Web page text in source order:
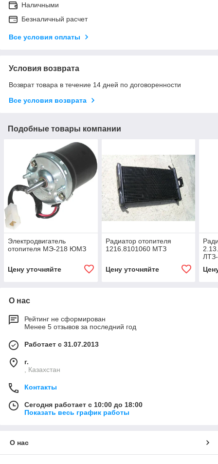
Наличными
Безналичный расчет
Все условия оплаты
Условия возврата
Возврат товара в течение 14 дней по договоренности
Все условия возврата
Подобные товары компании
Электродвигатель
отопителя МЭ-218 ЮМЗ
Цену уточняйте
Радиатор отопителя
1216.8101060 МТЗ
Цену уточняйте
О нас
Рейтинг не сформирован
Менее 5 отзывов за последний год
Работает с 31.07.2013
г.
, Казахстан
Контакты
Сегодня работает с 10:00 до 18:00
Показать весь график работы
О нас